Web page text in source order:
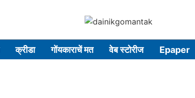
क्रीडा गोंयकाराचें मत वेब स्टोरीज Epaper